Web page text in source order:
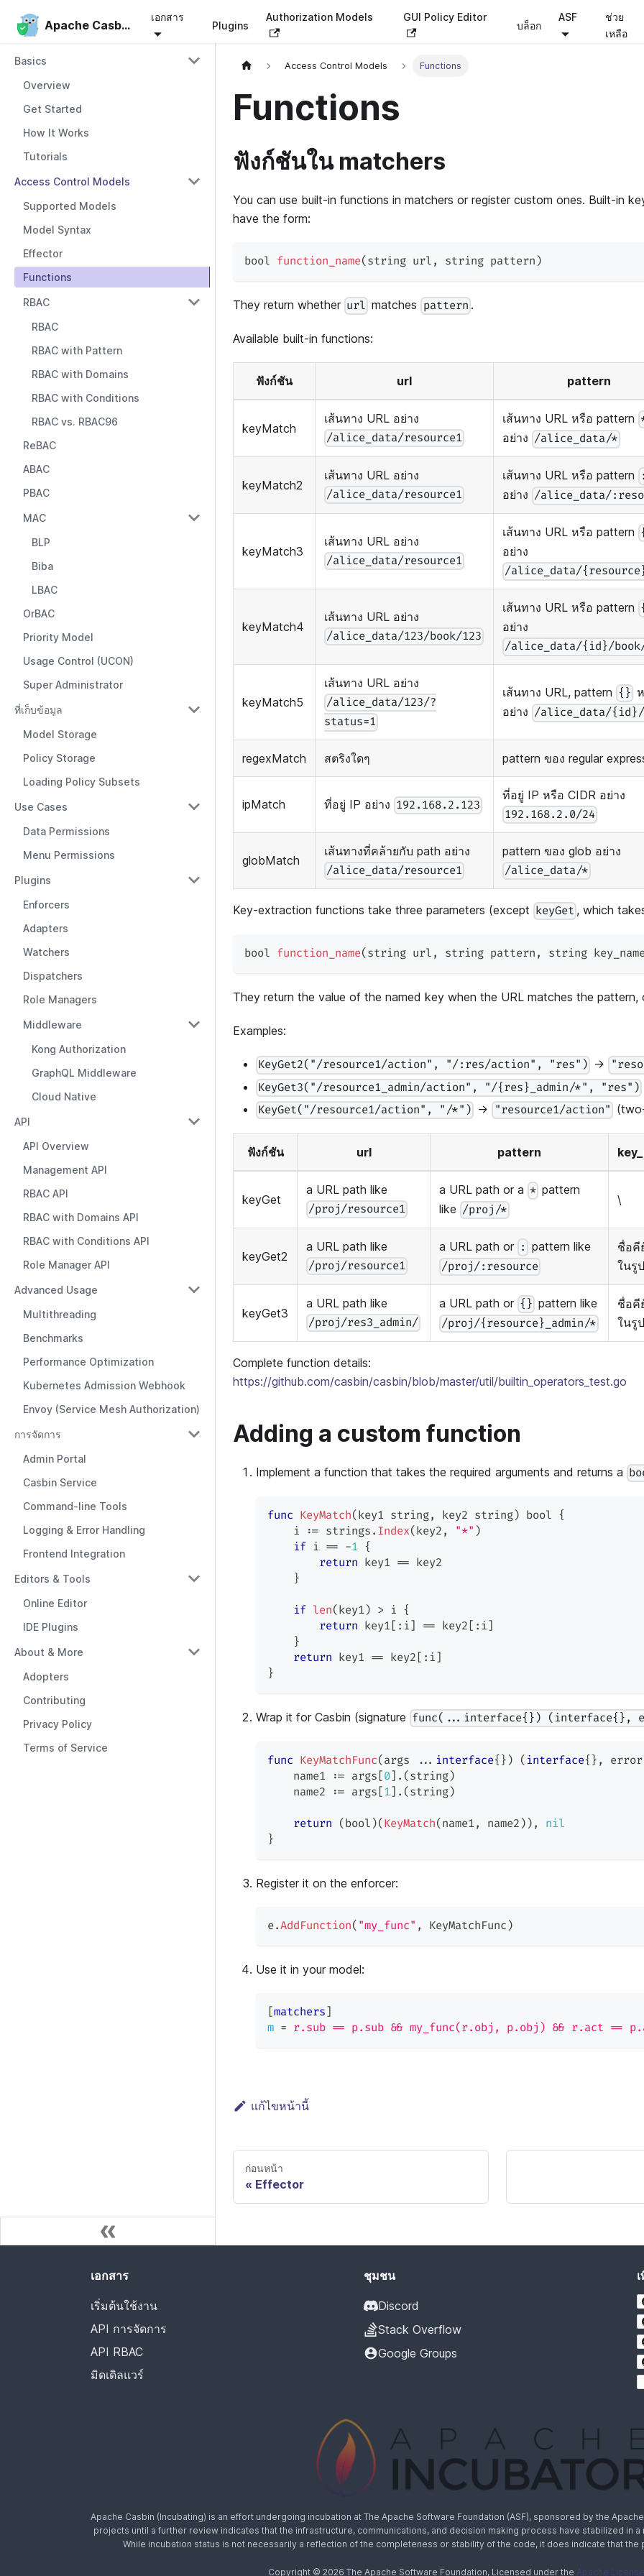
Apache Casbin
เอกสาร
Plugins
Authorization Models GUI Policy Editor
บล็อก
ASF
ช่วย
เหลือ
Apache Casbin
Basics
Overview
Get Started
How It Works
Tutorials
Access Control Models
Supported Models
Model Syntax
Effector
Functions
RBAC
RBAC
RBAC with Pattern
RBAC with Domains
RBAC with Conditions
RBAC vs. RBAC96
ReBAC
ABAC
PBAC
MAC
BLP
Biba
LBAC
OrBAC
Priority Model
Usage Control (UCON)
Super Administrator
ที่เก็บข้อมูล
Model Storage
Policy Storage
Loading Policy Subsets
Use Cases
Data Permissions
Menu Permissions
Plugins
Enforcers
Adapters
Watchers
Dispatchers
Role Managers
Middleware
Kong Authorization
GraphQL Middleware
Cloud Native
API
API Overview
Management API
RBAC API
RBAC with Domains API
RBAC with Conditions API
Role Manager API
Advanced Usage
Multithreading
Benchmarks
Performance Optimization
Kubernetes Admission Webhook
Envoy (Service Mesh Authorization)
การจัดการ
Admin Portal
Casbin Service
Command-line Tools
Logging & Error Handling
Frontend Integration
Editors & Tools
Online Editor
IDE Plugins
About & More
Adopters
Contributing
Privacy Policy
Terms of Service
Access Control Models Functions
Functions
ฟังก์ชันใน matchers
You can use built-in functions in matchers or register custom ones. Built-in
have the form:
bool function_name( string url , string pattern )
They return whether url matches pattern .
Available built-in functions:
ฟังก์ชัน url pattern
keyMatch
เส้นทาง URL อย่าง
/alice_data/resource1
เส้นทาง URL หรือ pattern
อย่าง /alice_data/*
keyMatch2
เส้นทาง URL อย่าง
/alice_data/resource1
เส้นทาง URL หรือ pattern :
อย่าง /alice_data/
keyMatch3
เส้นทาง URL อย่าง
/alice_data/resource1
เส้นทาง URL หรือ pattern
อย่าง
/alice_data/
keyMatch4
เส้นทาง URL อย่าง
/alice_data/123/book/123
เส้นทาง URL หรือ pattern
อย่าง
/alice_data/{id}/
keyMatch5
เส้นทาง URL อย่าง
/alice_data/123/?
status=1
เส้นทาง URL, pattern {}
อย่าง /alice_data/
regexMatch สตริงใดๆ pattern ของ regular
ipMatch ที่อยู่ IP อย่าง 192.168.2.123
ที่อยู่ IP หรือ CIDR อย่าง
192.168.2.0/24
globMatch
เส้นทางที่คล้ายกับ path อย่าง
/alice_data/resource1
pattern ของ glob อย่าง
/alice_data/*
Key-extraction functions take three parameters (except keyGet , which
bool function_name( string url , string pattern , string
They return the value of the named key when the URL matches the pattern,
Examples:
KeyGet2("/resource1/action", "/:res/action", "res") →
KeyGet3("/resource1_admin/action", "/{res}_admin/*", "res")
KeyGet("/resource1/action", "/*") → "resource1/action" (two-
ฟังก์ชัน url pattern
keyGet
a URL path like
/proj/resource1
a URL path or a * pattern
like /proj/*
\
keyGet2
a URL path like
/proj/resource1
a URL path or : pattern like
/proj/:resource
ชื่อคี
ในรู
keyGet3
a URL path like
/proj/res3_admin/
a URL path or {} pattern like
/proj/{resource}_admin/*
ชื่อคี
ในรู
Complete function details:
https://github.com/casbin/casbin/blob/master/util/builtin_operators_test.go
Adding a custom function
Implement a function that takes the required arguments and returns a
func KeyMatch( key1 string, key2 string) bool {
    i
:= strings . Index( key2 , "*" )
if i == -1 {
return key1 == key2
}
if len( key1 ) > i {
return key1 [ : i] == key2 [ : i]
}
return key1 == key2 [ : i]
}
Wrap it for Casbin (signature func(...interface{}) (interface{},
func KeyMatchFunc( args ... interface{ } ) ( interface{ } , error
    name1
:= args [0] . ( string)
    name2
:= args [1] . ( string)
return ( bool )( KeyMatch( name1 , name2 ) ) ,
nil
}
Register it on the enforcer:
e.AddFunction( "my_func" , KeyMatchFunc )
Use it in your model:
[matchers]
m = r.sub == p.sub && my_func(r.obj, p.obj) && r.act ==
แก้ไขหน้านี้
ก่อนหน้า
Effector
เอกสาร
เริ่มต้นใช้งาน
API การจัดการ
API RBAC
มิดเดิลแวร์
ชุมชน
Discord
Stack Overflow
Google Groups
Apache Casbin (Incubating) is an effort undergoing incubation at The Apache Software Foundation (ASF), sponsored by the
projects until a further review indicates that the infrastructure, communications, and decision making process have stabilized in
While incubation status is not necessarily a reflection of the completeness or stability of the code, it does indicate that
Copyright © 2026 The Apache Software Foundation, Licensed under the Apache